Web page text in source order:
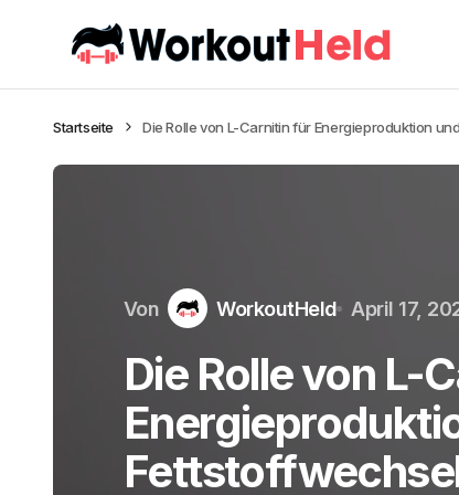
Startseite Die Rolle von L-Carnitin für Energieproduktion
Von WorkoutHeld April 17,
Die Rolle von L-